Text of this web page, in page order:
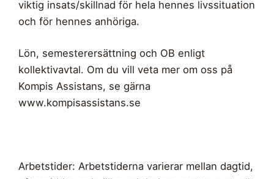
viktig insats/skillnad för hela hennes livssituation
och för hennes anhöriga.
Lön, semesterersättning och OB enligt
kollektivavtal. Om du vill veta mer om oss på
Kompis Assistans, se gärna
www.kompisassistans.se
Arbetstider: Arbetstiderna varierar mellan dagtid,